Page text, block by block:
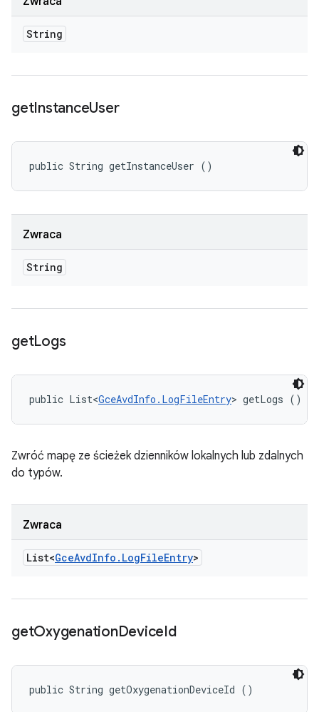
String
getInstanceUser
public String getInstanceUser ()
Zwraca
String
getLogs
public List<GceAvdInfo.LogFileEntry> getLogs ()
Zwróć mapę ze ścieżek dzienników lokalnych lub zdalnych
do typów.
Zwraca
List<GceAvdInfo . LogFileEntry>
getOxygenationDeviceId
public String getOxygenationDeviceId ()